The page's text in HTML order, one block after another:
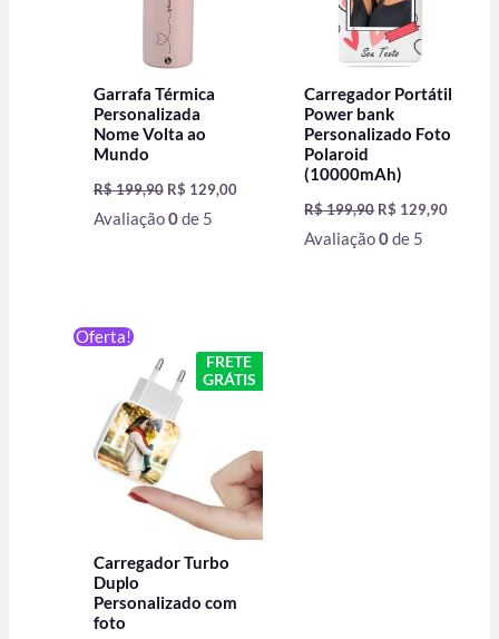
Garrafa Térmica
Personalizada
Nome Volta ao
Mundo
R$199,90 R$ 129,00
Avaliação0de 5
Carregador Portátil
Power bank
Personalizado Foto
Polaroid
(10000mAh)
R$199,90 R$ 129,90
Avaliação0de 5
Oferta!
FRETE
GRÁTIS
Carregador Turbo
Duplo
Personalizado com
foto
original
era:
R$ 79,90.
preço
atual
é: